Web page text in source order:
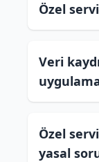
Özel
Veri
Özel
yasal